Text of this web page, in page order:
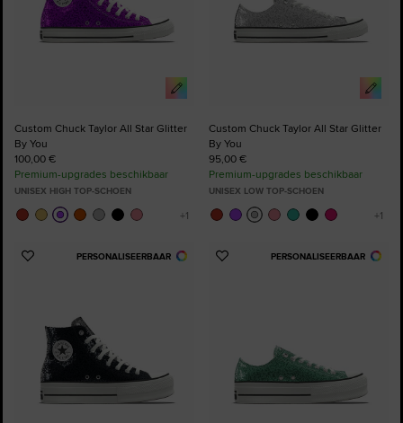
Custom Chuck Taylor All Star Glitter
By You
100,00 €
Premium-upgrades beschikbaar
UNISEX HIGH TOP-SCHOEN
Custom Chuck Taylor All Star Glitter
By You
95,00 €
Premium-upgrades beschikbaar
UNISEX LOW TOP-SCHOEN
PERSONALISEERBAAR
Voeg
PERSONALISEERBAAR
Voeg